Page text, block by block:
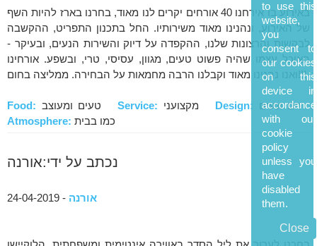
באירוע בו אירחנו 40 אורחים יקרים לנו מאוד, בחרנו בארז להיות השף
של האירוע, ונהנינו מאוד משירותיו. החל בתכנון התפריט, ההקשבה
לבקשות והרצונות שלנו, ההקפדה על דיוק והשירות הנעים, ובעיקר -
האוכל עצמו שהיה פשוט טעים, מגוון, עסיסי, טרי, ובשפע. אורחינו
ואנו נהנינו מאוד וקבלנו הרבה מחמאות על הבחירה. ממליצה בחום!!!
Food: טעים ומעוצבService: Design:
חם ונעים
Atmosphere: כמו בבית
נכתב על ידי:אורנה
אורנה - 24-04-2019
to use this
website,
you
consent to
our cookies
on this
device in
accordance
with our
cookie
policy
unless you
have
disabled
them.
Close